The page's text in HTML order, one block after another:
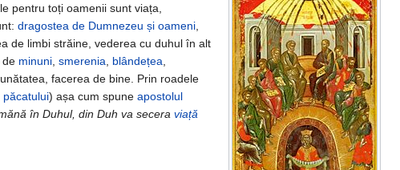
pentru toți oamenii sunt viața,
dragostea de Dumnezeu și oameni
de limbi străine, vederea cu duhul în alt
de minuni smerenia blândețea
facerea de bine. Prin roadele
păcatului) așa cum spune apostolul
în Duhul, din Duh va secera viață